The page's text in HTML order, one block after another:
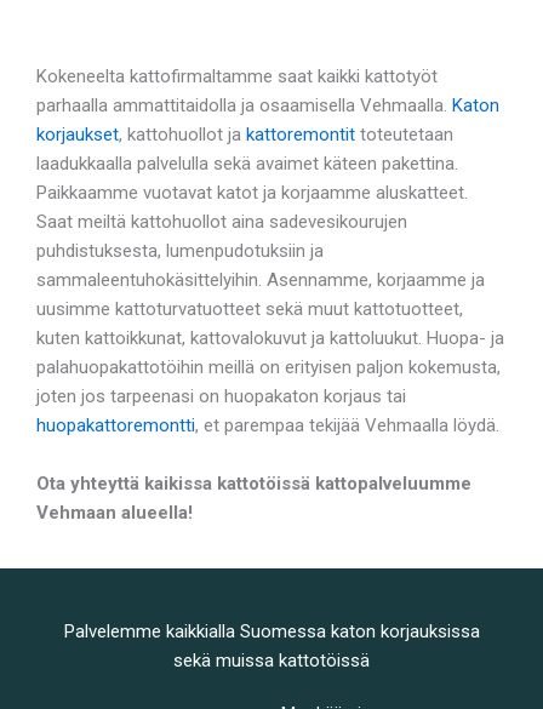
Kokeneelta kattofirmaltamme saat kaikki kattotyöt
parhaalla ammattitaidolla ja osaamisella Vehmaalla. Katon
korjaukset, kattohuollot ja kattoremontit toteutetaan
laadukkaalla palvelulla sekä avaimet käteen pakettina.
Paikkaamme vuotavat katot ja korjaamme aluskatteet.
Saat meiltä kattohuollot aina sadevesikourujen
puhdistuksesta, lumenpudotuksiin ja
sammaleentuhokäsittelyihin. Asennamme, korjaamme ja
uusimme kattoturvatuotteet sekä muut kattotuotteet,
kuten kattoikkunat, kattovalokuvut ja kattoluukut. Huopa- ja
palahuopakattotöihin meillä on erityisen paljon kokemusta,
joten jos tarpeenasi on huopakaton korjaus tai
huopakattoremontti, et parempaa tekijää Vehmaalla löydä.
Ota yhteyttä kaikissa kattotöissä kattopalveluumme
Vehmaan alueella!
Palvelemme kaikkialla Suomessa katon korjauksissa
sekä muissa kattotöissä